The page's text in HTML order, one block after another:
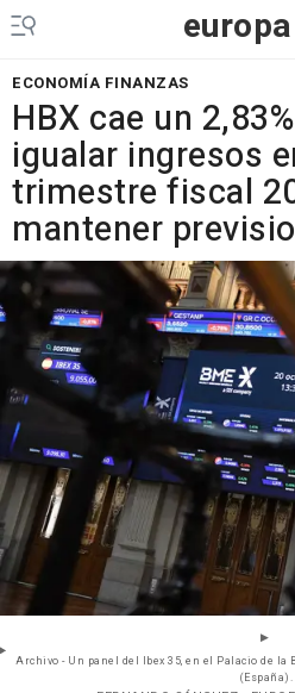
europa
ECONOMÍA FINANZAS
HBX cae un
igualar ingresos
trimestre fiscal
mantener
Archivo - Un panel del Ibex 35, en el Palacio de la
(España).